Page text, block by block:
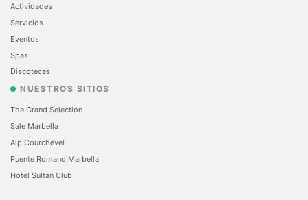
Actividades
Servicios
Eventos
Spas
Discotecas
NUESTROS SITIOS
The Grand Selection
Sale Marbella
Alp Courchevel
Puente Romano Marbella
Hotel Sultan Club